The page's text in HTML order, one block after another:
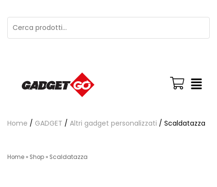
Home / GADGET / Altri gadget personalizzati / Scaldatazza
Home » Shop » Scaldatazza